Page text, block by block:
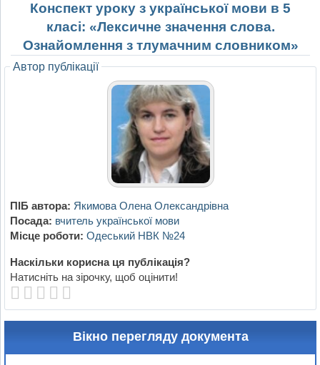
Конспект уроку з української мови в 5
класі: «Лексичне значення слова.
Ознайомлення з тлумачним словником»
Автор публікації
ПІБ автора: Якимова Олена Олександрівна
Посада: вчитель української мови
Місце роботи: Одеський НВК №24
Наскільки корисна ця публікація?
Натисніть на зірочку, щоб оцінити!
Вікно перегляду документа